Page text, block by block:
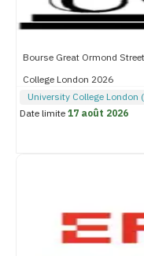
Bourse Great Ormond
College London 2026
University College London
Date limite17 août 2026